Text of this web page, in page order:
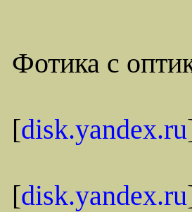
Фотика с
[disk.yandex.ru
[disk.yandex.ru